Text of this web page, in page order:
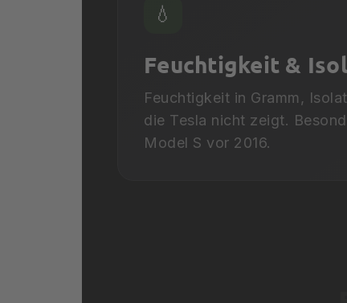
💧
Feuchtigkeit &
Feuchtigkeit in Gramm,
die Tesla nicht zeigt.
Model S vor 2016.